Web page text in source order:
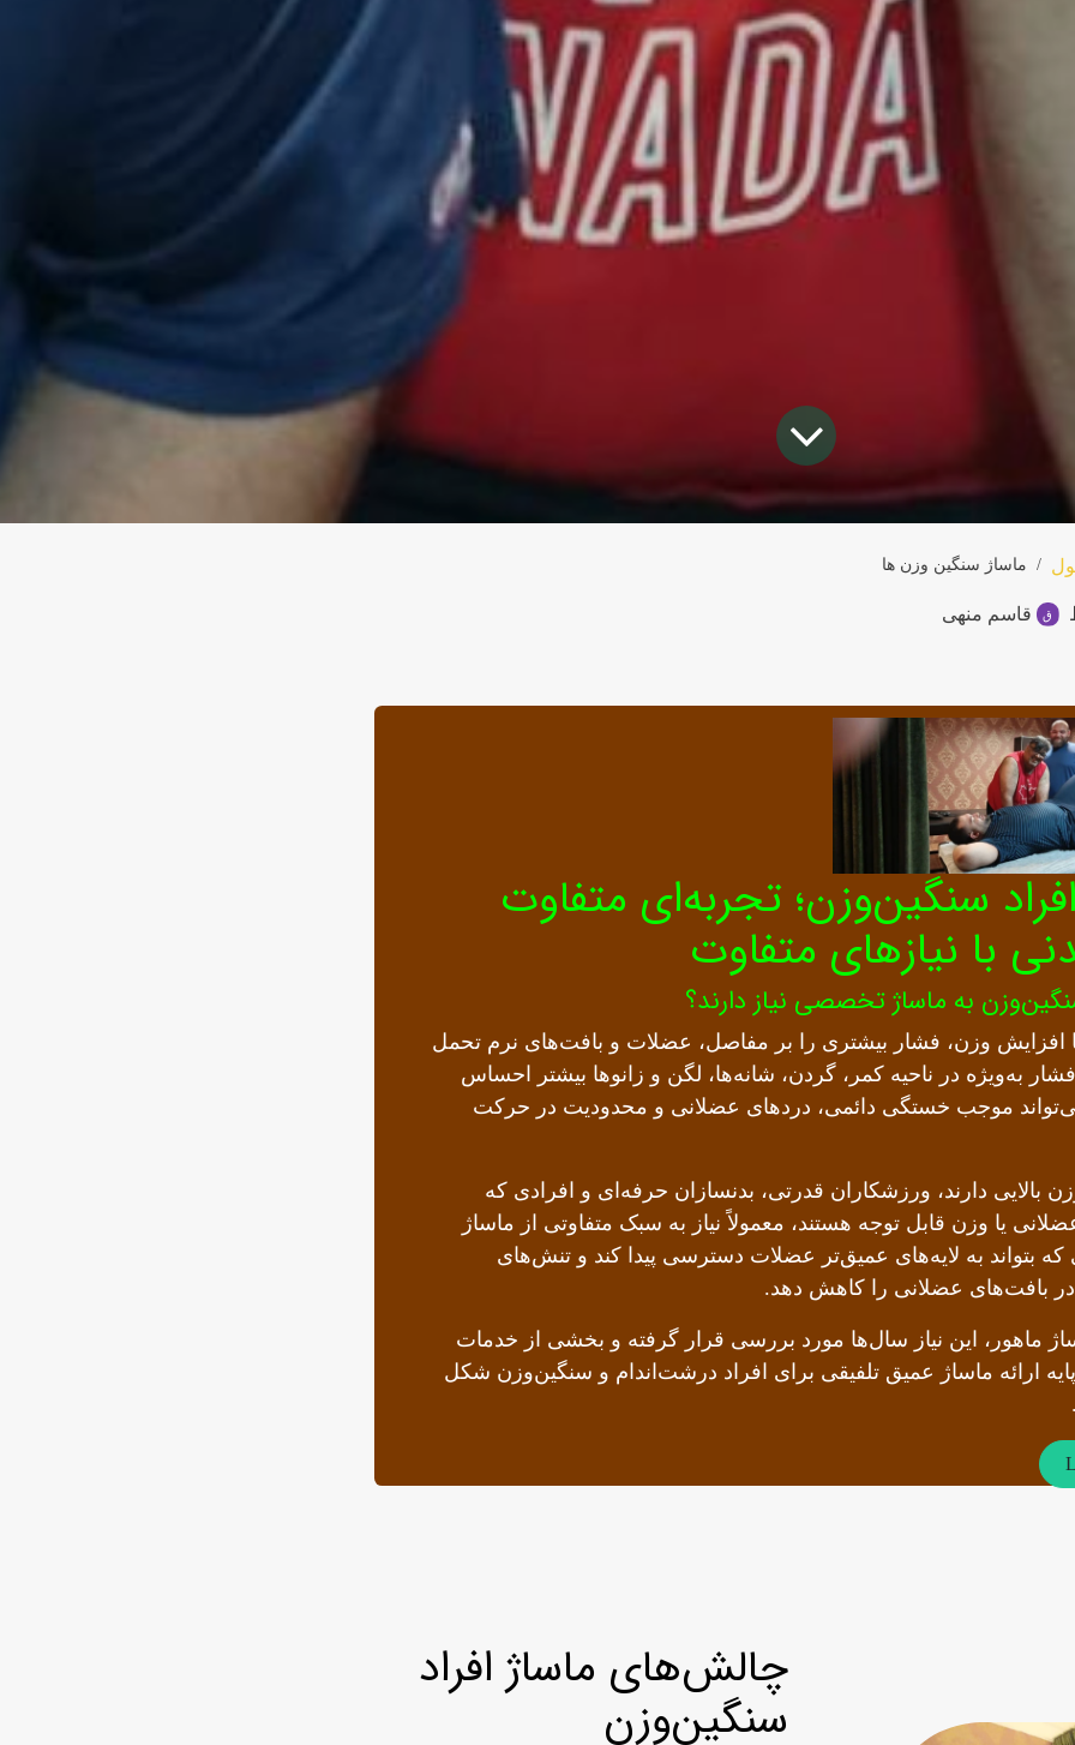
ماساژ سنگین وزن ها
قاسم منهی
سنگین‌وزن؛ تجربه‌ای متفاوت
با نیازهای متفاوت
به ماساژ تخصصی نیاز دارند؟
افزایش وزن، فشار بیشتری را بر مفاصل، عضلات و بافت‌های نرم تحمل
به‌ویژه در ناحیه کمر، گردن، شانه‌ها، لگن و زانوها بیشتر احساس
موجب خستگی دائمی، دردهای عضلانی و محدودیت در حرکت
بالایی دارند، ورزشکاران قدرتی، بدنسازان حرفه‌ای و افرادی که
یا وزن قابل توجه هستند، معمولاً نیاز به سبک متفاوتی از ماساژ
که بتواند به لایه‌های عمیق‌تر عضلات دسترسی پیدا کند و تنش‌های
در بافت‌های عضلانی را کاهش دهد.
ماهور، این نیاز سال‌ها مورد بررسی قرار گرفته و بخشی از خدمات
ارائه ماساژ عمیق تلفیقی برای افراد درشت‌اندام و سنگین‌وزن شکل
چالش‌های ماساژ افراد
سنگین‌وزن